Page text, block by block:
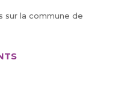
sur la commune de